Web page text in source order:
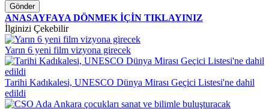
Gönder
ANASAYFAYA DÖNMEK İÇİN TIKLAYINIZ
İlginizi Çekebilir
Yarın 6 yeni film vizyona girecek
Tarihi Kadıkalesi, UNESCO Dünya Mirası Geçici Listesi'ne dahil
edildi